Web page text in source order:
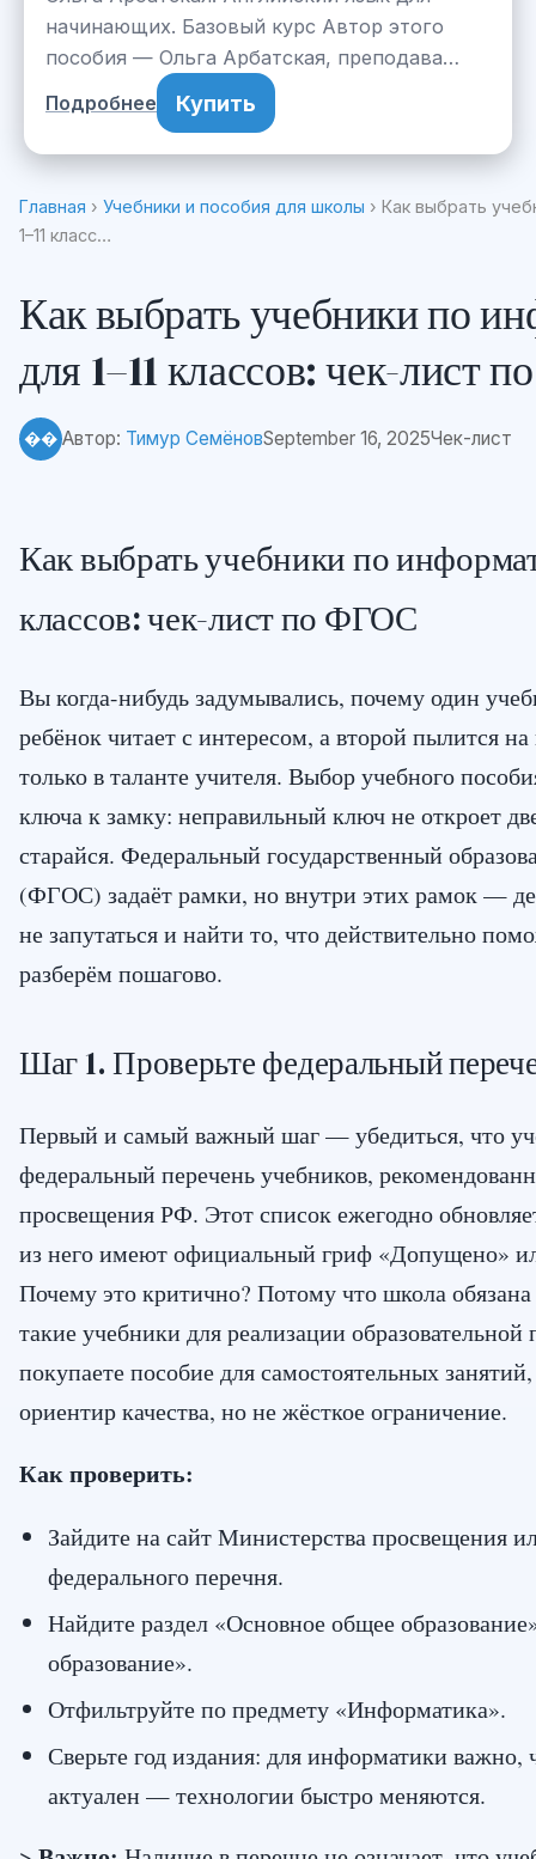
начинающих. Базовый курс Автор этого
пособия — Ольга Арбатская, преподава…
Подробнее Купить
Главная › Учебники и пособия для школы › Как выбрать
1–11 класс…
Как выбрать учебники по
для 1–11 классов: чек-лист
�� Автор: Тимур СемёновSeptember 16, 2025Чек-лист
Как выбрать учебники по
классов: чек-лист по ФГОС
Вы когда-нибудь задумывались, почему один
ребёнок читает с интересом, а второй пылится
только в таланте учителя. Выбор учебного
ключа к замку: неправильный ключ не откроет
старайся. Федеральный государственный
(ФГОС) задаёт рамки, но внутри этих рамок —
не запутаться и найти то, что действительно
разберём пошагово.
Шаг 1. Проверьте федеральный
Первый и самый важный шаг — убедиться, что
федеральный перечень учебников,
просвещения РФ. Этот список ежегодно
из него имеют официальный гриф «Допущено»
Почему это критично? Потому что школа
такие учебники для реализации
покупаете пособие для самостоятельных
ориентир качества, но не жёсткое ограничение.
Как проверить:
Зайдите на сайт Министерства просвещения
федерального перечня.
Найдите раздел «Основное общее
образование».
Отфильтруйте по предмету «Информатика».
Сверьте год издания: для информатики
актуален — технологии быстро меняются.